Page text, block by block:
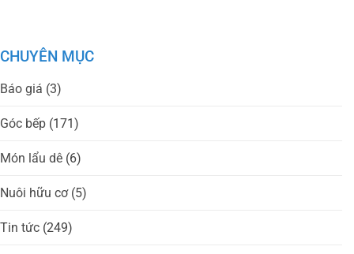
CHUYÊN MỤC
Báo giá (3)
Góc bếp (171)
Món lẩu dê (6)
Nuôi hữu cơ(5)
Tin tức (249)